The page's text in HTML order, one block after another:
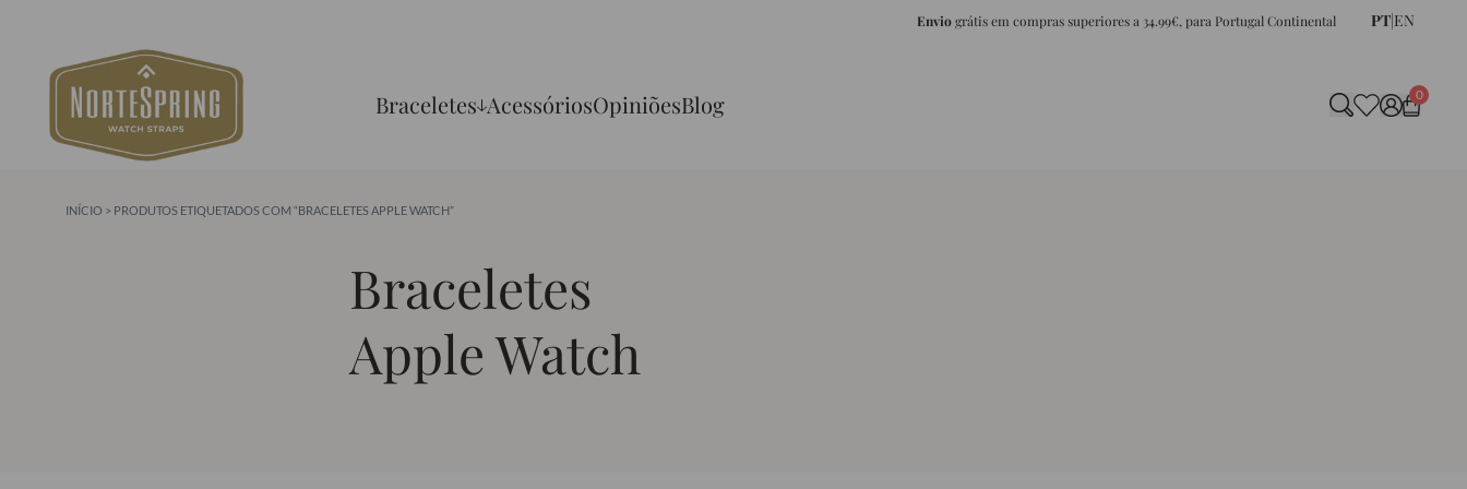
Enviográtis em compras superiores a 34.99€, para Portugal Continental PT|EN
Braceletes AcessóriosOpiniõesBlog 0
INÍCIO > PRODUTOS ETIQUETADOS COM “BRACELETES APPLE WATCH”
Braceletes
Apple Watch